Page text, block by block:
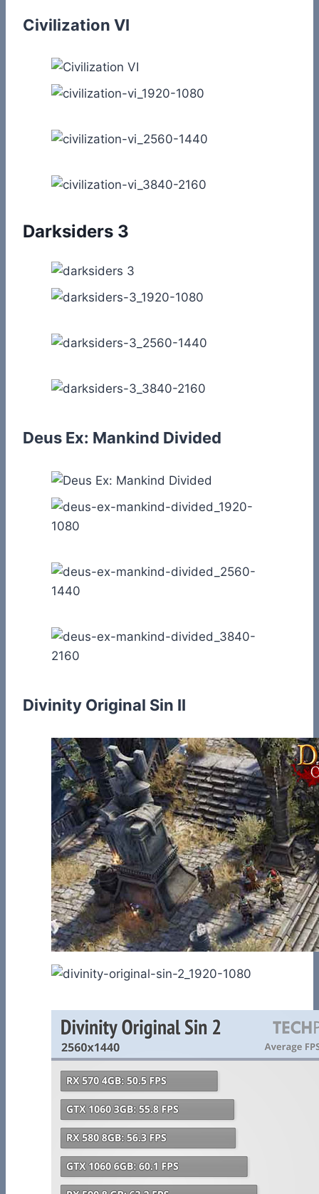
Civilization VI
Darksiders 3
Deus Ex: Mankind Divided
Divinity Original Sin II